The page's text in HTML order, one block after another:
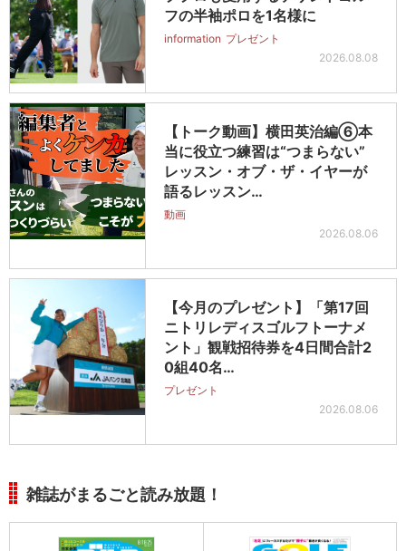
フの半袖ポロを1名様に
information プレゼント
2026.08.08
【トーク動画】横田英治編⑥本
当に役立つ練習は“つまらない”
レッスン・オブ・ザ・イヤーが
語るレッスン…
動画
2026.08.06
【今月のプレゼント】「第17回
ニトリレディスゴルフトーナメ
ント」観戦招待券を4日間合計2
0組40名…
プレゼント
2026.08.06
雑誌がまるごと読み放題！